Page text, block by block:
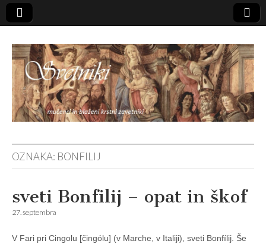
Svetniki,
mučenci in
blaženi
OZNAKA: BONFILIJ
sveti Bonfilij – opat in škof
27. septembra
V Fari pri Cingolu [čingólu] (v Marche, v Italĳi), sveti Bonfílĳ. Še